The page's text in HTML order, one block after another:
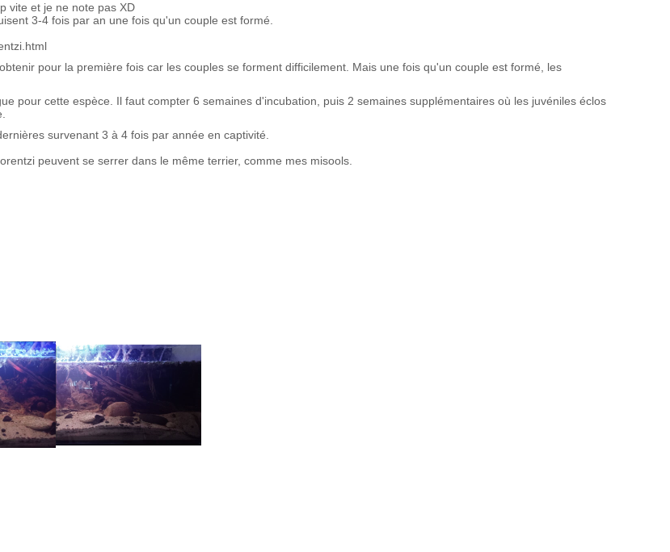
vite et je ne note pas XD
3-4 fois par an une fois qu'un couple est formé.
pour la première fois car les couples se forment difficilement. Mais une fois qu'un couple est formé, les
pour cette espèce. Il faut compter 6 semaines d'incubation, puis 2 semaines supplémentaires où les juvéniles éclos
survenant 3 à 4 fois par année en captivité.
peuvent se serrer dans le même terrier, comme mes misools.